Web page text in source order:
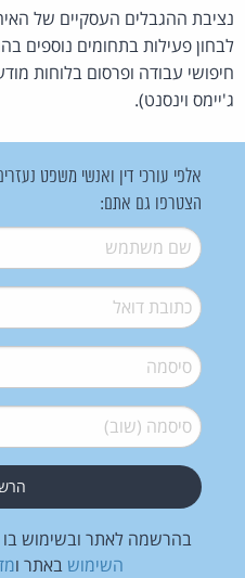
נציבת ההגבלים העסקיים של
לבחון פעילות בתחומים נוספים
חיפושי עבודה ופרסום בלוחות
ג'יימס וינסנט).
אלפי עורכי דין ואנשי משפט
הצטרפו גם אתם:
שם משתמש*
דואל*
סיסמה*
סיסמה (שוב)*
בהרשמה לאתר ובשימוש
השימוש באתר ו